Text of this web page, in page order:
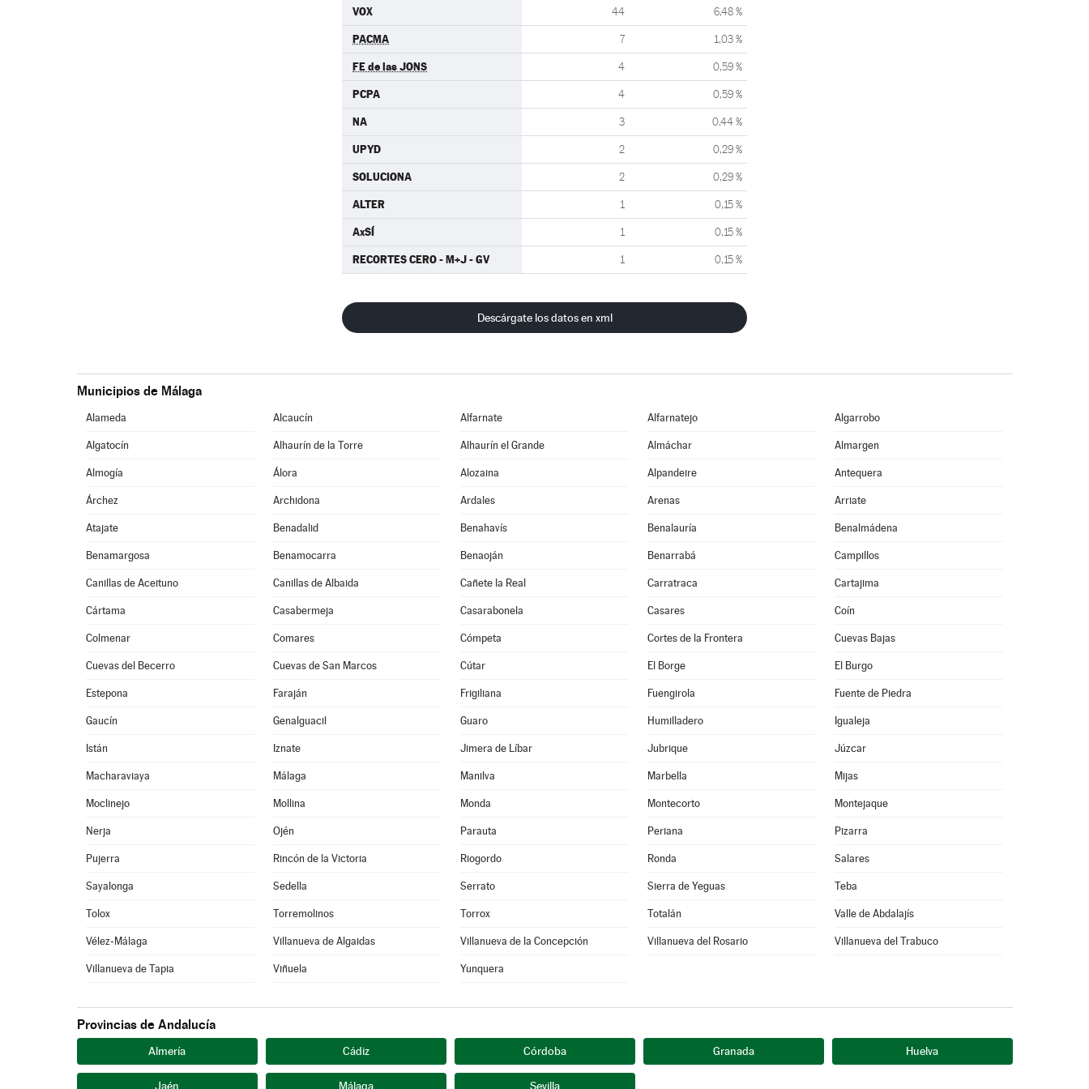
VOX 44 6,48 %
PACMA 7 1,03 %
FE de las JONS 4 0,59 %
PCPA 4 0,59 %
NA 3 0,44 %
UPYD 2 0,29 %
SOLUCIONA 2 0,29 %
ALTER 1 0,15 %
AxSÍ 1 0,15 %
RECORTES CERO - M+J - GV 1 0,15 %
Descárgate los datos en xml
Municipios de Málaga
Alameda Alcaucín Alfarnate Alfarnatejo Algarrobo
Algatocín Alhaurín de la Torre Alhaurín el Grande Almáchar Almargen
Almogía Álora Alozaina Alpandeire Antequera
Árchez Archidona Ardales Arenas Arriate
Atajate Benadalid Benahavís Benalauría Benalmádena
Benamargosa Benamocarra Benaoján Benarrabá Campillos
Canillas de Aceituno Canillas de Albaida Cañete la Real Carratraca Cartajima
Cártama Casabermeja Casarabonela Casares Coín
Colmenar Comares Cómpeta Cortes de la Frontera Cuevas Bajas
Cuevas del Becerro Cuevas de San Marcos Cútar El Borge El Burgo
Estepona Faraján Frigiliana Fuengirola Fuente de Piedra
Gaucín Genalguacil Guaro Humilladero Igualeja
Istán Iznate Jimera de Líbar Jubrique Júzcar
Macharaviaya Málaga Manilva Marbella Mijas
Moclinejo Mollina Monda Montecorto Montejaque
Nerja Ojén Parauta Periana Pizarra
Pujerra Rincón de la Victoria Riogordo Ronda Salares
Sayalonga Sedella Serrato Sierra de Yeguas Teba
Tolox Torremolinos Torrox Totalán Valle de Abdalajís
Vélez-Málaga Villanueva de Algaidas Villanueva de la Concepción Villanueva del Rosario Villanueva del Trabuco
Villanueva de Tapia Viñuela Yunquera
Provincias de Andalucía
Almería Cádiz Córdoba Granada Huelva
Jaén Málaga Sevilla